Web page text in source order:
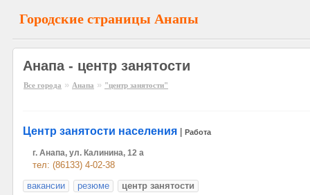
Городские страницы Анапы
Анапа - центр занятости
Все города » Анапа » "центр занятости"
Центр занятости населения Работа
г. Анапа, ул. Калинина, 12 а
тел: (86133) 4-02-38
вакансии
резюме центр занятости